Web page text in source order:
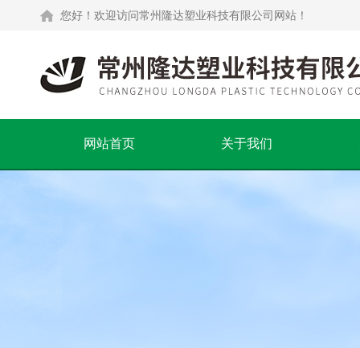
您好！欢迎访问常州隆达塑业科技有限公司网站！
网站首页 关于我们